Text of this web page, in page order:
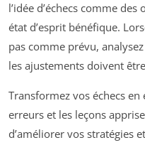
l’idée d’échecs comme
état d’esprit bénéfique.
pas comme prévu,
les ajustements doivent
Transformez vos échecs
erreurs et les leçons
d’améliorer vos stratégies